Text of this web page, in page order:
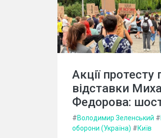
Акції протесту
відставки
Федорова:
#Володимир Зеленський #
оборони (Україна) #Київ